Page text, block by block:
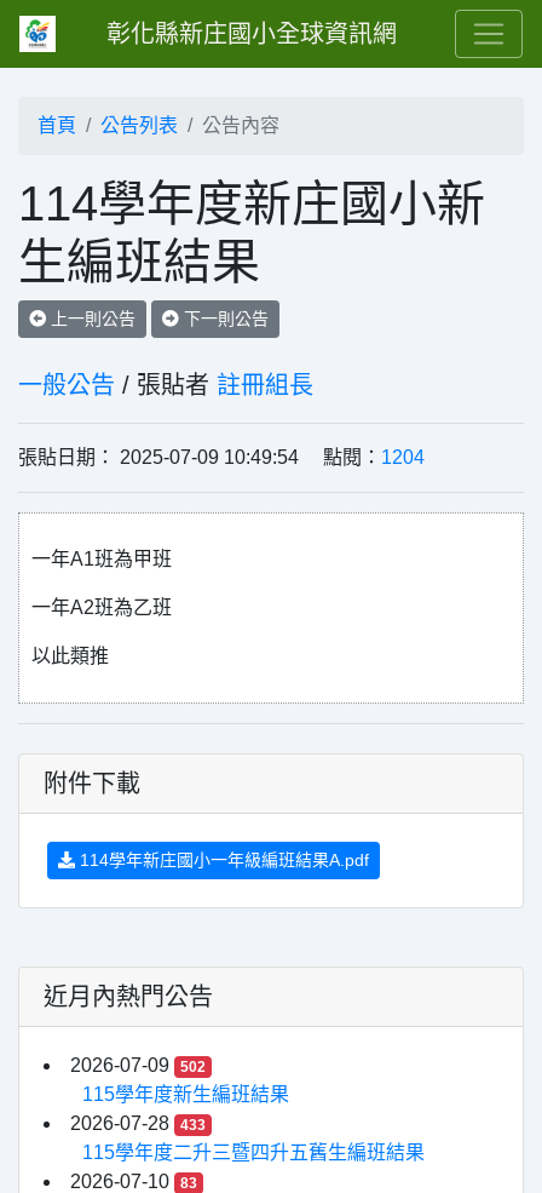
彰化縣新庄國小全球資訊網
首頁 公告列表 公告內容
114學年度新庄國小新
生編班結果
上一則公告 下一則公告
一般公告 / 張貼者 註冊組長
張貼日期： 2025-07-09 10:49:54 點閱： 1204
一年A1班為甲班
一年A2班為乙班
以此類推
附件下載
114學年新庄國小一年級編班結果A.pdf
近月內熱門公告
2026-07-09 502
115學年度新生編班結果
2026-07-28
433
115學年度二升三暨四升五舊生編班結果
2026-07-10
83